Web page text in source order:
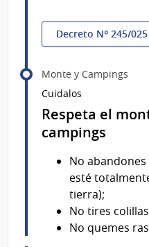
Decreto Nº 245/025
Monte y Campings
Cuidalos
Respeta el
campings
No
esté
tierra);
No tires
No quemes